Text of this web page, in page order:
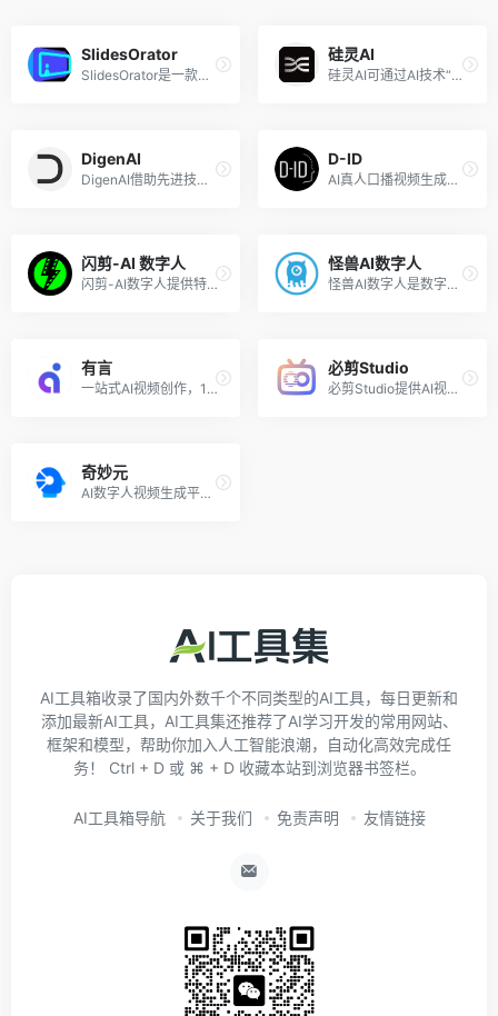
SlidesOrator
SlidesOrator是一款具备多种实用功能和独特优势，适用于多个领域的AI幻灯片展示工具。
硅灵AI
硅灵AI可通过AI技术“复活”亲人，提供情感慰藉并留存数字内容
DigenAI
DigenAI借助先进技术实现数字人视频高效创作，满足多领域需求。
D-ID
AI真人口播视频生成工具
闪剪-AI 数字人
闪剪-AI数字人提供特色功能与多样应用场景，满足多种需求。
怪兽AI数字人
怪兽AI数字人是数字人集合式SAAS服务平台，提供多种功能与特色服务，适用于多场景。
有言
一站式AI视频创作，1200+免费3D数字人
必剪Studio
必剪Studio提供AI视频制作体验，有数字分身等功能助力创作。
奇妙元
AI数字人视频生成平台，由出门问问推出
AI工具箱收录了国内外数千个不同类型的AI工具，每日更新和
添加最新AI工具，AI工具集还推荐了AI学习开发的常用网站、
框架和模型，帮助你加入人工智能浪潮，自动化高效完成任
务！ Ctrl + D 或 ⌘ + D 收藏本站到浏览器书签栏。
AI工具箱导航 关于我们 免责声明 友情链接